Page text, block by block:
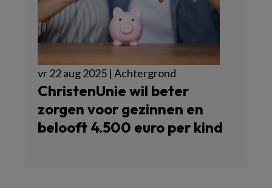
vr 22 aug 2025 | Achtergrond
ChristenUnie wil beter
zorgen voor gezinnen en
belooft 4.500 euro per kind